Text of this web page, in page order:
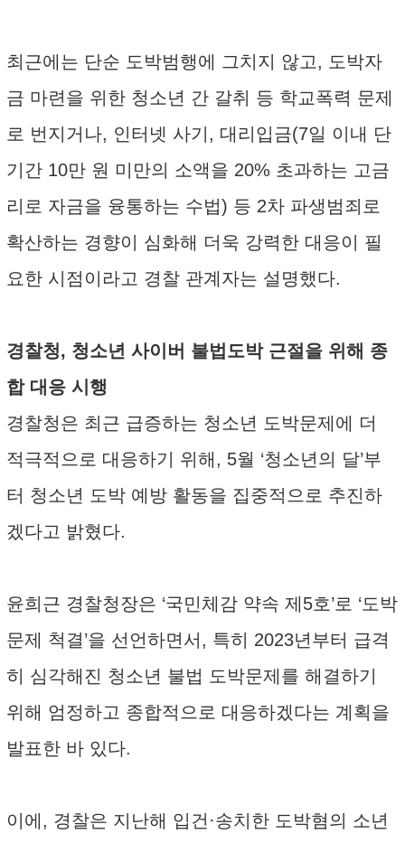
최근에는 단순 도박범행에 그치지 않고, 도박자
금 마련을 위한 청소년 간 갈취 등 학교폭력 문제
로 번지거나, 인터넷 사기, 대리입금(7일 이내 단
기간 10만 원 미만의 소액을 20% 초과하는 고금
리로 자금을 융통하는 수법) 등 2차 파생범죄로
확산하는 경향이 심화해 더욱 강력한 대응이 필
요한 시점이라고 경찰 관계자는 설명했다.
경찰청, 청소년 사이버 불법도박 근절을 위해 종
합 대응 시행
경찰청은 최근 급증하는 청소년 도박문제에 더
적극적으로 대응하기 위해, 5월 ‘청소년의 달’부
터 청소년 도박 예방 활동을 집중적으로 추진하
겠다고 밝혔다.
윤희근 경찰청장은 ‘국민체감 약속 제5호’로 ‘도박
문제 척결’을 선언하면서, 특히 2023년부터 급격
히 심각해진 청소년 불법 도박문제를 해결하기
위해 엄정하고 종합적으로 대응하겠다는 계획을
발표한 바 있다.
이에, 경찰은 지난해 입건·송치한 도박혐의 소년